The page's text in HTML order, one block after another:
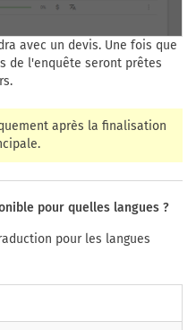
avec un devis. Une fois que
de l'enquête seront prêtes
après la finalisation
pour quelles langues ?
pour les langues